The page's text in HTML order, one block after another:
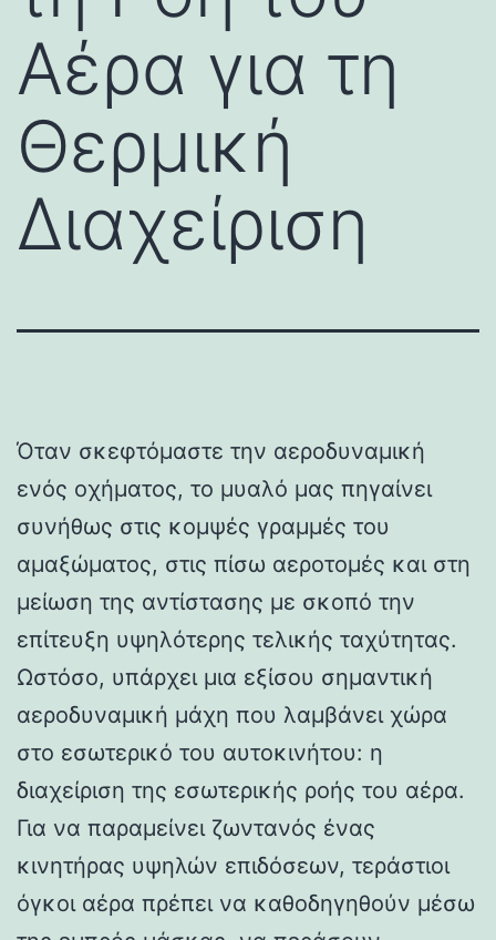
Αέρα για τη
Θερμική
Διαχείριση
Όταν σκεφτόμαστε την αεροδυναμική
ενός οχήματος, το μυαλό μας πηγαίνει
συνήθως στις κομψές γραμμές του
αμαξώματος, στις πίσω αεροτομές και στη
μείωση της αντίστασης με σκοπό την
επίτευξη υψηλότερης τελικής ταχύτητας.
Ωστόσο, υπάρχει μια εξίσου σημαντική
αεροδυναμική μάχη που λαμβάνει χώρα
στο εσωτερικό του αυτοκινήτου: η
διαχείριση της εσωτερικής ροής του αέρα.
Για να παραμείνει ζωντανός ένας
κινητήρας υψηλών επιδόσεων, τεράστιοι
όγκοι αέρα πρέπει να καθοδηγηθούν μέσω